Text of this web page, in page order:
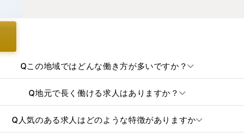
Qこの地域ではどんな働き方が多いですか？
Q地元で長く働ける求人はありますか？
Q人気のある求人はどのような特徴がありますか